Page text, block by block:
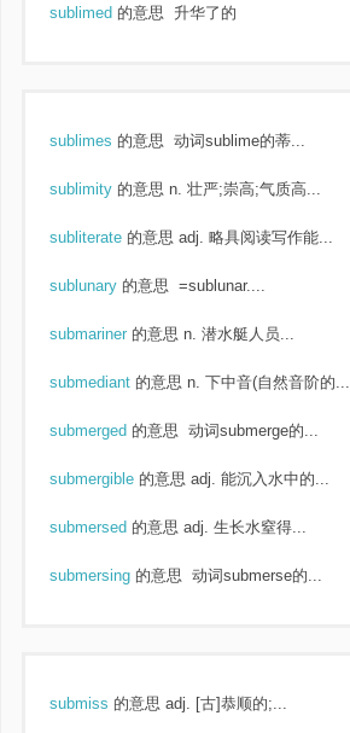
sublimed 的意思 升华了的
sublimes 的意思 动词sublime的蒂...
sublimity 的意思 n. 壮严;崇高;气质高...
subliterate 的意思 adj. 略具阅读写作能...
sublunary 的意思 =sublunar....
submariner 的意思 n. 潜水艇人员...
submediant 的意思 n. 下中音(自然音阶的...
submerged 的意思 动词submerge的...
submergible 的意思 adj. 能沉入水中的...
submersed 的意思 adj. 生长水窒得...
submersing 的意思 动词submerse的...
submiss 的意思 adj. [古]恭顺的;...